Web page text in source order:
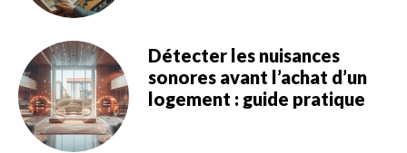
Détecter les nuisances
sonores avant l’achat d’un
logement : guide pratique